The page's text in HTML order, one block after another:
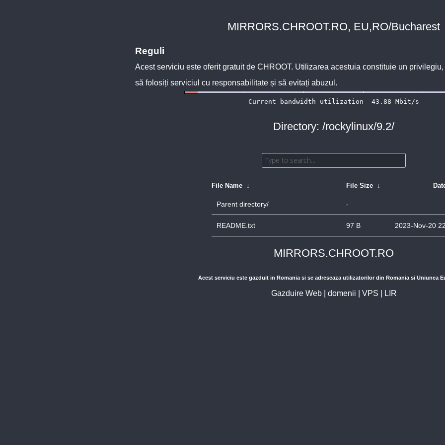
MIRRORS.CHROOT.RO, EU,RO/Bucharest
Reguli
Acest serviciu este oferit gratuit de CHROOT. Utilizarea acestuia constituie un
să folosiți serviciul cu responsabilitate și să evitați abuzul.
Directory: /rockylinux/9.2/
File Name ↓ File Size ↓
Parent directory/ -
README.txt 97 B 2023-Nov-20
MIRRORS.CHROOT.RO
Acest serviciu este gazduit in Romania si se adreseaza utilizatorilor din Romania si Uniunea
Gazduire Web| domenii VPS LIR